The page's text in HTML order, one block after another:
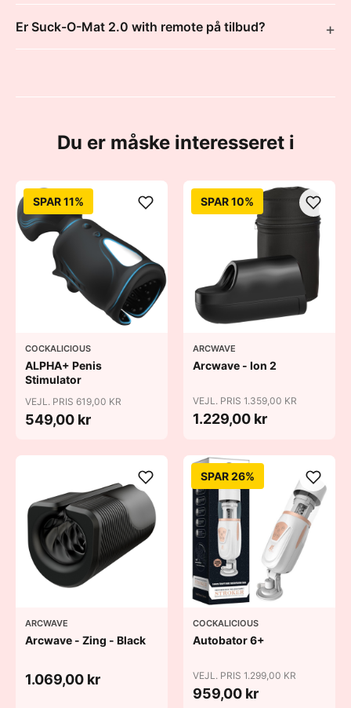
Er Suck-O-Mat 2.0 with remote på tilbud?
Du er måske interesseret i
SPAR 11%
COCKALICIOUS
ALPHA+ Penis
Stimulator
VEJL. PRIS 619,00 KR
549,00 kr
SPAR 10%
ARCWAVE
Arcwave - Ion 2
VEJL. PRIS 1.359,00 KR
1.229,00 kr
ARCWAVE
Arcwave - Zing - Black
1.069,00 kr
SPAR 26%
COCKALICIOUS
Autobator 6+
VEJL. PRIS 1.299,00 KR
959,00 kr